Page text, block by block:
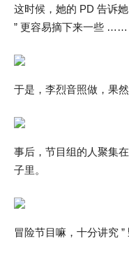
这时候，她的 PD 告诉
” 更容易摘下来一些 ……
于是，李烈音照做，果
事后，节目组的人聚集
子里。
冒险节目嘛，十分讲究 ”